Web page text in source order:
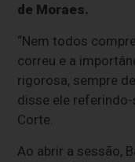
de Moraes.
“Nem todos
correu e a
rigorosa, sempre
disse ele
Corte.
Ao abrir a sessão,